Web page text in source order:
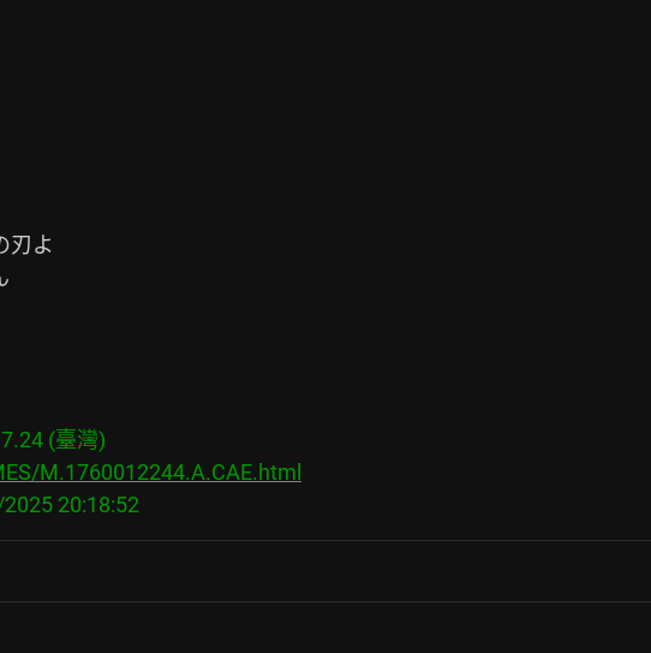
刃よ
(臺灣)
M.1760012244.A.CAE.html